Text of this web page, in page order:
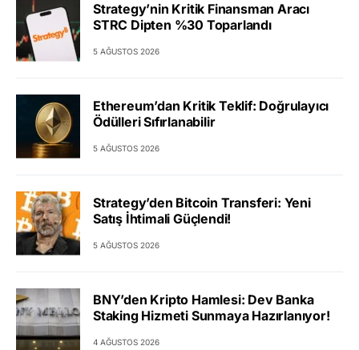
Strategy’nin Kritik Finansman Aracı
STRC Dipten %30 Toparlandı
5 AĞUSTOS 2026
Ethereum’dan Kritik Teklif: Doğrulayıcı
Ödülleri Sıfırlanabilir
5 AĞUSTOS 2026
Strategy’den Bitcoin Transferi: Yeni
Satış İhtimali Güçlendi!
5 AĞUSTOS 2026
BNY’den Kripto Hamlesi: Dev Banka
Staking Hizmeti Sunmaya Hazırlanıyor!
4 AĞUSTOS 2026